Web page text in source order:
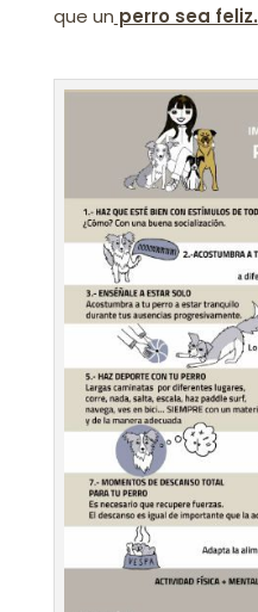
que un perro sea feliz.